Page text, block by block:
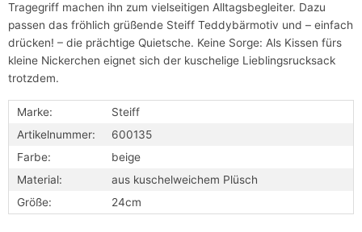
Tragegriff machen ihn zum vielseitigen Alltagsbegleiter. Dazu
passen das fröhlich grüßende Steiff Teddybärmotiv und – einfach
drücken! – die prächtige Quietsche. Keine Sorge: Als Kissen fürs
kleine Nickerchen eignet sich der kuschelige Lieblingsrucksack
trotzdem.
Marke:
Steiff
Artikelnummer:
600135
Farbe:
beige
Material:
aus kuschelweichem Plüsch
Größe:
24cm